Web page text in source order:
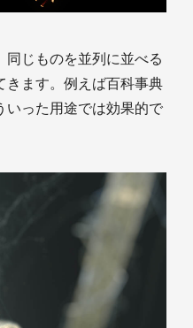
同じものを並列に並べる
きます。例えば百科事典
いった用途では効果的で